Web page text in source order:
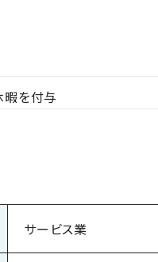
暇を付与
サービス業